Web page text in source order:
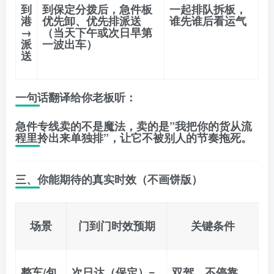
到
港
→
派
送
到保定分拨后， 急件板
优先卸、优先排派送
（当天下午或次日早第
一波出车）
一起排队拆板，
谁先谁后看运气
一句话翻译给你老板听：
急件专线卖的不是魔法，卖的是”我把你的货从流
程里拎出来单独排”，让它不被别人的节奏拖死。
三、你能期待的真实时效（不画饼版）
场景 门到门时效预期 关键条件